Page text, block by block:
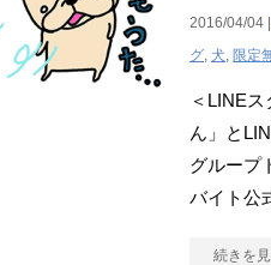
2016/04/04 |
グ, 犬, 限定
＜LINE
ん」と
グループ
バイト公
続きを